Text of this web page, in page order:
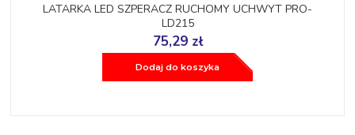
LATARKA LED SZPERACZ RUCHOMY UCHWYT PRO-
LD215
75,29 zł
Dodaj do koszyka